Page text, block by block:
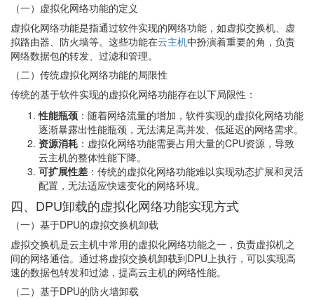
（一）虚拟化网络功能的定义
虚拟化网络功能是指通过软件实现的网络功能，如虚拟交换机、虚
拟路由器、防火墙等。这些功能在云主机中扮演着重要的角，负责
网络数据包的转发、过滤和管理。
（二）传统虚拟化网络功能的局限性
传统的基于软件实现的虚拟化网络功能存在以下局限性：
性能瓶颈 ：随着网络流量的增加，软件实现的虚拟化网络功能
逐渐暴露出性能瓶颈，无法满足高并发、低延迟的网络需求。
资源消耗 ：虚拟化网络功能需要占用大量的CPU资源，导致
云主机的整体性能下降。
可扩展性差 ：传统的虚拟化网络功能难以实现动态扩展和灵活
配置，无法适应快速变化的网络环境。
四、DPU卸载的虚拟化网络功能实现方式
（一）基于DPU的虚拟交换机卸载
虚拟交换机是云主机中常用的虚拟化网络功能之一，负责虚拟机之
间的网络通信。通过将虚拟交换机卸载到DPU上执行，可以实现高
速的数据包转发和过滤，提高云主机的网络性能。
（二）基于DPU的防火墙卸载